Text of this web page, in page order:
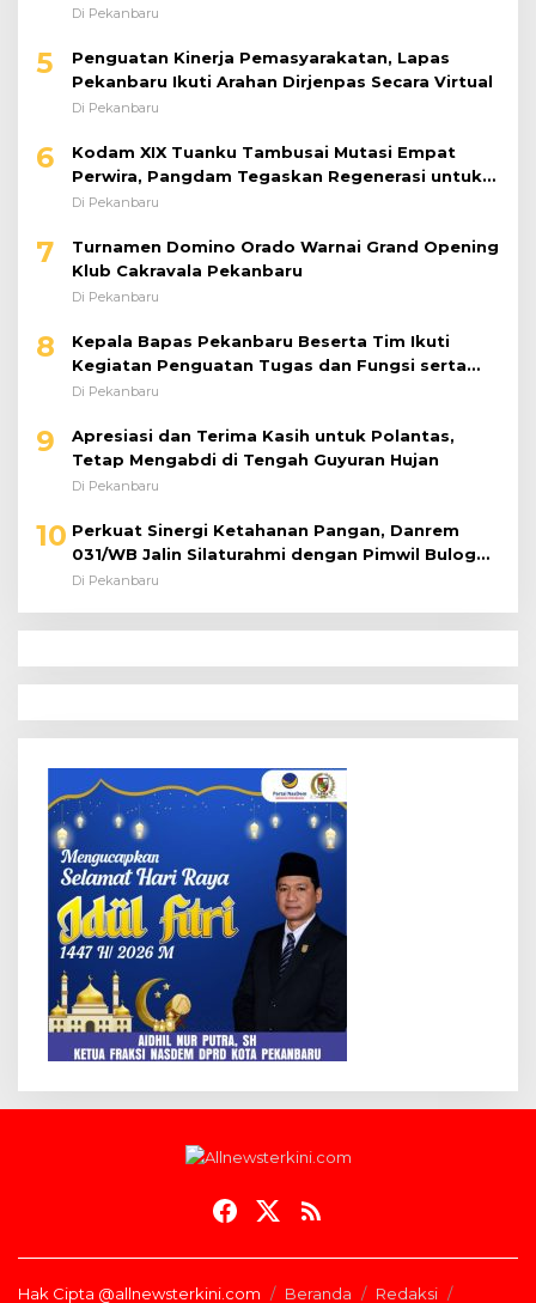
dengan Karya Nyata
Di Pekanbaru
5
Penguatan Kinerja Pemasyarakatan, Lapas
Pekanbaru Ikuti Arahan Dirjenpas Secara Virtual
Di Pekanbaru
6
Kodam XIX Tuanku Tambusai Mutasi Empat
Perwira, Pangdam Tegaskan Regenerasi untuk
Perkuat Kinerja Satuan
Di Pekanbaru
7
Turnamen Domino Orado Warnai Grand Opening
Klub Cakravala Pekanbaru
Di Pekanbaru
8
Kepala Bapas Pekanbaru Beserta Tim Ikuti
Kegiatan Penguatan Tugas dan Fungsi serta
Paparan Penempatan WBP ke Lapas Terbuka
Di Pekanbaru
9
Apresiasi dan Terima Kasih untuk Polantas,
Tetap Mengabdi di Tengah Guyuran Hujan
Di Pekanbaru
10 Perkuat Sinergi Ketahanan Pangan, Danrem
031/WB Jalin Silaturahmi dengan Pimwil Bulog
Riau dan Kepri
Di Pekanbaru
Hak Cipta @allnewsterkini.com Beranda Redaksi